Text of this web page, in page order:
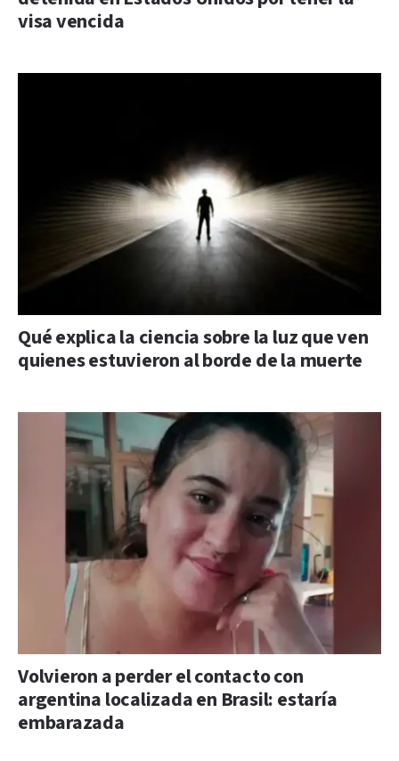
visa vencida
Qué explica la ciencia sobre la luz que ven
quienes estuvieron al borde de la muerte
Volvieron a perder el contacto con
argentina localizada en Brasil: estaría
embarazada